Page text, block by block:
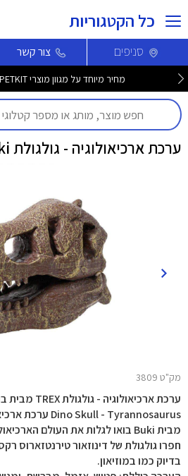
כל הקטגוריות
סניפים צור קשר
מחיר מיוחד על מגוון מוצרי PETKIT לחברי מועדון >>
ערכת ארכיאולוגיה - גולגולת TREX - Buki
מק"ט 3809
מבית Buki בואו לגלות את העולם הארכיאולוגיה עם הערכה הזאת.
חפרו גולגולת של דינוזאור טירנטזארוס
בדיוק כמו במוזיאון.